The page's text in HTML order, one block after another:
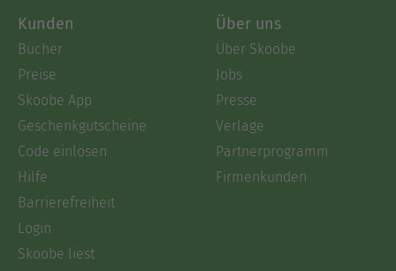
Kunden
Bücher
Preise
Skoobe App
Geschenkgutscheine
Code einlösen
Hilfe
Barrierefreiheit
Login
Skoobe liest
Über uns
Über Skoobe
Jobs
Presse
Verlage
Partnerprogramm
Firmenkunden